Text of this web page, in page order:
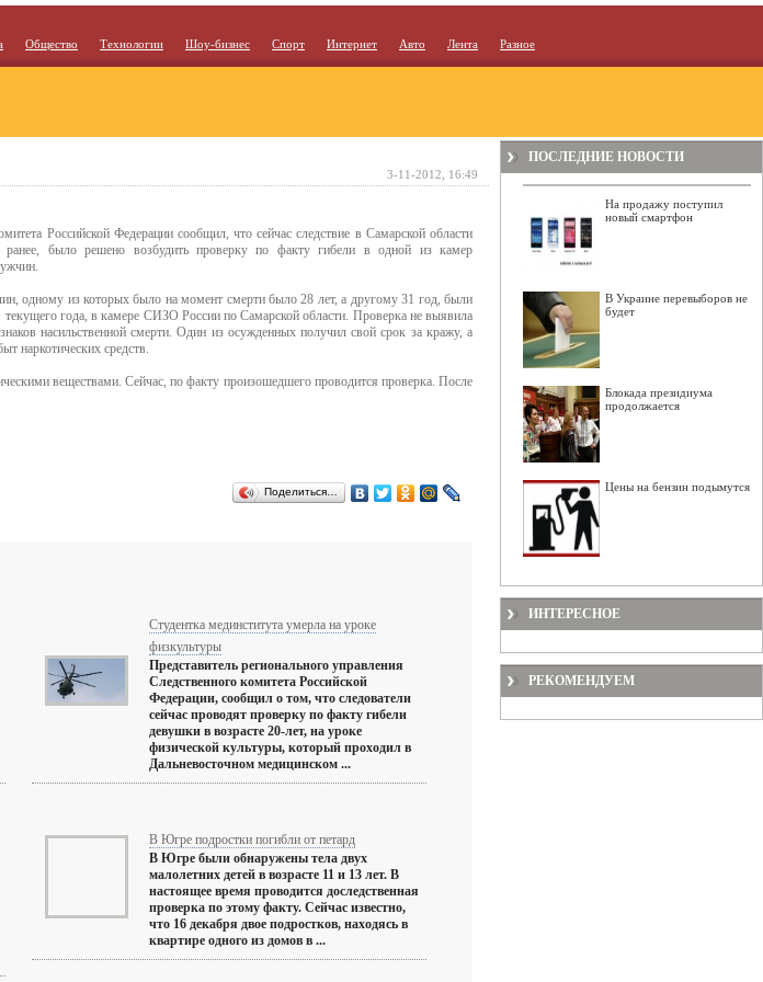
Общество Технологии Шоу-бизнес Спорт Интернет Авто Лента Разное
Российской Федерации сообщил, что сейчас следствие в Самарской области
ранее, было решено возбудить проверку по факту гибели в одной из камер
одному из которых было на момент смерти было 28 лет, а другому 31 год, были
текущего года, в камере СИЗО России по Самарской области. Проверка не выявила
насильственной смерти. Один из осужденных получил свой срок за кражу, а
наркотических средств.
веществами. Сейчас, по факту произошедшего проводится проверка. После
Поделиться…
Студентка мединститута умерла на уроке
физкультуры
Представитель регионального управления
Следственного комитета Российской
Федерации, сообщил о том, что следователи
сейчас проводят проверку по факту гибели
девушки в возрасте 20-лет, на уроке
физической культуры, который проходил в
Дальневосточном медицинском ...
В Югре подростки погибли от петард
В Югре были обнаружены тела двух
малолетних детей в возрасте 11 и 13 лет. В
настоящее время проводится доследственная
проверка по этому факту. Сейчас известно,
что 16 декабря двое подростков, находясь в
квартире одного из домов в ...
3-11-2012, 16:49
ПОСЛЕДНИЕ НОВОСТИ
На продажу поступил
новый смартфон
В Украине перевыборов не
будет
Блокада президиума
продолжается
Цены на бензин подымутся
ИНТЕРЕСНОЕ
РЕКОМЕНДУЕМ